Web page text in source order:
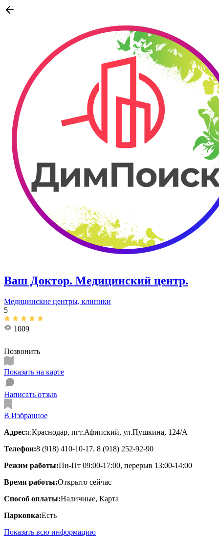
Ваш Доктор. Медицинский центр.
Медицинские центры, клиники
5
1009
Позвонить
Показать на карте
Написать отзыв
В Избранное
Адрес:г.Краснодар, пгт.Афипский, ул.Пушкина, 124/А
Телефон:8 (918) 410-10-17, 8 (918) 252-92-90
Режим работы:Пн-Пт 09:00-17:00, перерыв 13:00-14:00
Время работы:Открыто сейчас
Способ оплаты:Наличные, Карта
Парковка:Есть
Показать всю информацию